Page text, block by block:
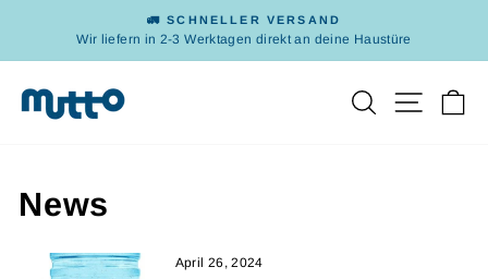
Inhalt
Pause
🚛 SCHNELLER VERSAND
Wir liefern in 2-3 Werktagen direkt an deine Haustüre
Suche
News
April 26, 2024